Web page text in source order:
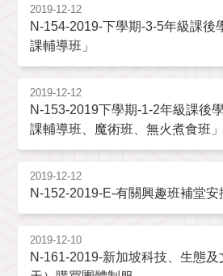
2019-12-12
N-154-2019-下學期-3-5年級課後
課輔導班」
2019-12-12
N-153-2019下學期-1-2年級課後
課輔導班、魔術班、無火煮食班」
2019-12-12
N-152-2019-E-有關興趣班補堂安
2019-12-10
N-161-2019-新加坡科技、生態及